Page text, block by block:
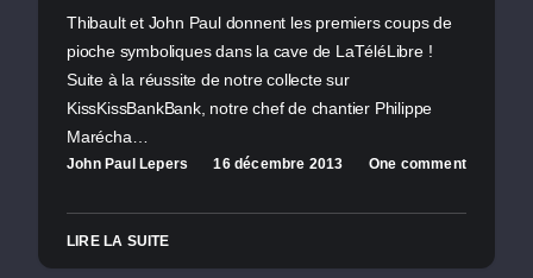
Thibault et John Paul donnent les premiers coups de
pioche symboliques dans la cave de LaTéléLibre !
Suite à la réussite de notre collecte sur
KissKissBankBank, notre chef de chantier Philippe
Marécha…
John Paul Lepers 16 décembre 2013 One comment
LIRE LA SUITE